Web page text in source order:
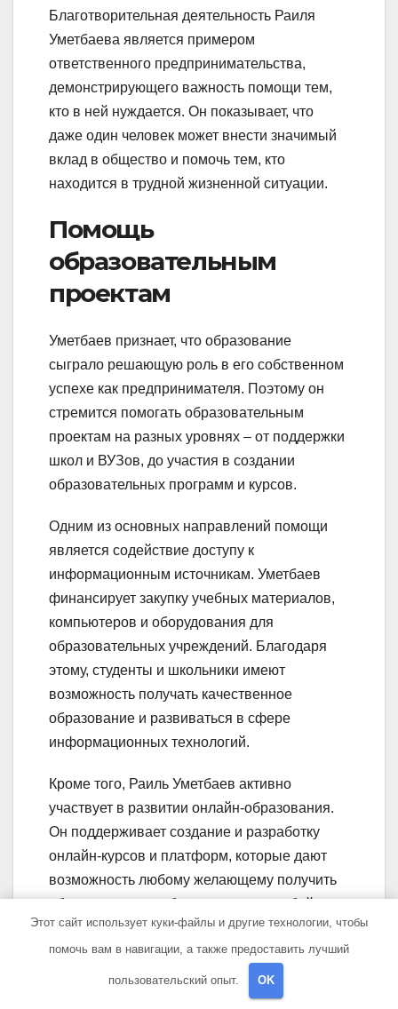
Благотворительная деятельность Раиля
Уметбаева является примером
ответственного предпринимательства,
демонстрирующего важность помощи тем,
кто в ней нуждается. Он показывает, что
даже один человек может внести значимый
вклад в общество и помочь тем, кто
находится в трудной жизненной ситуации.
Помощь
образовательным
проектам
Уметбаев признает, что образование
сыграло решающую роль в его собственном
успехе как предпринимателя. Поэтому он
стремится помогать образовательным
проектам на разных уровнях – от поддержки
школ и ВУЗов, до участия в создании
образовательных программ и курсов.
Одним из основных направлений помощи
является содействие доступу к
информационным источникам. Уметбаев
финансирует закупку учебных материалов,
компьютеров и оборудования для
образовательных учреждений. Благодаря
этому, студенты и школьники имеют
возможность получать качественное
образование и развиваться в сфере
информационных технологий.
Кроме того, Раиль Уметбаев активно
участвует в развитии онлайн-образования.
Он поддерживает создание и разработку
онлайн-курсов и платформ, которые дают
возможность любому желающему получить
образование в любое время и из любой
точки мира. Такие проекты позволяют снять
ограничения, связанные с географическими
и финансовыми преградами, и способствуют
повышению уровня образования в целом.
Этот сайт использует куки-файлы и другие технологии, чтобы
помочь вам в навигации, а также предоставить лучший
пользовательский опыт. OK